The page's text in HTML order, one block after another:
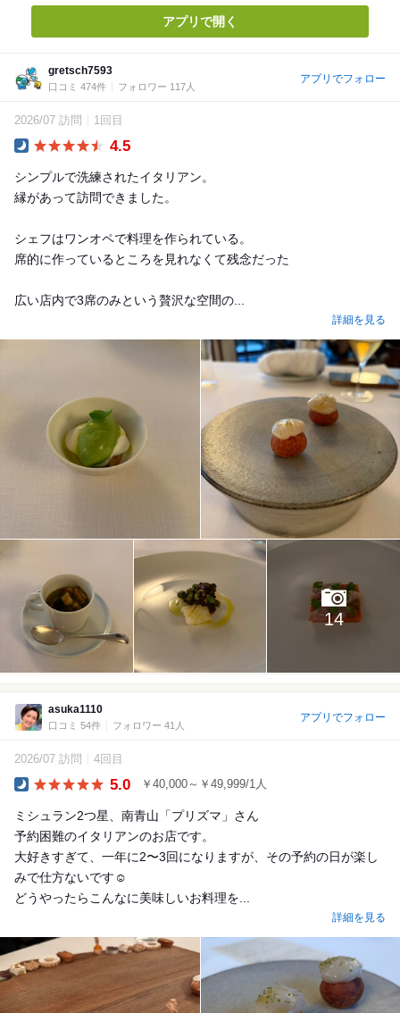
アプリで開く
gretsch7593
口コミ 474件 フォロワー 117人
アプリでフォロー
2026/07 訪問 1回目
4.5
シンプルで洗練されたイタリアン。
縁があって訪問できました。
シェフはワンオペで料理を作られている。
席的に作っているところを見れなくて残念だった
広い店内で3席のみという贅沢な空間の...
詳細を見る
14
asuka1110
口コミ 54件 フォロワー 41人
アプリでフォロー
2026/07 訪問 4回目
5.0 ￥40,000～￥49,999/1人
ミシュラン2つ星、南青山「プリズマ」さん
予約困難のイタリアンのお店です。
大好きすぎて、一年に2〜3回になりますが、その予約の日が楽し
みで仕方ないです☺️
どうやったらこんなに美味しいお料理を...
詳細を見る